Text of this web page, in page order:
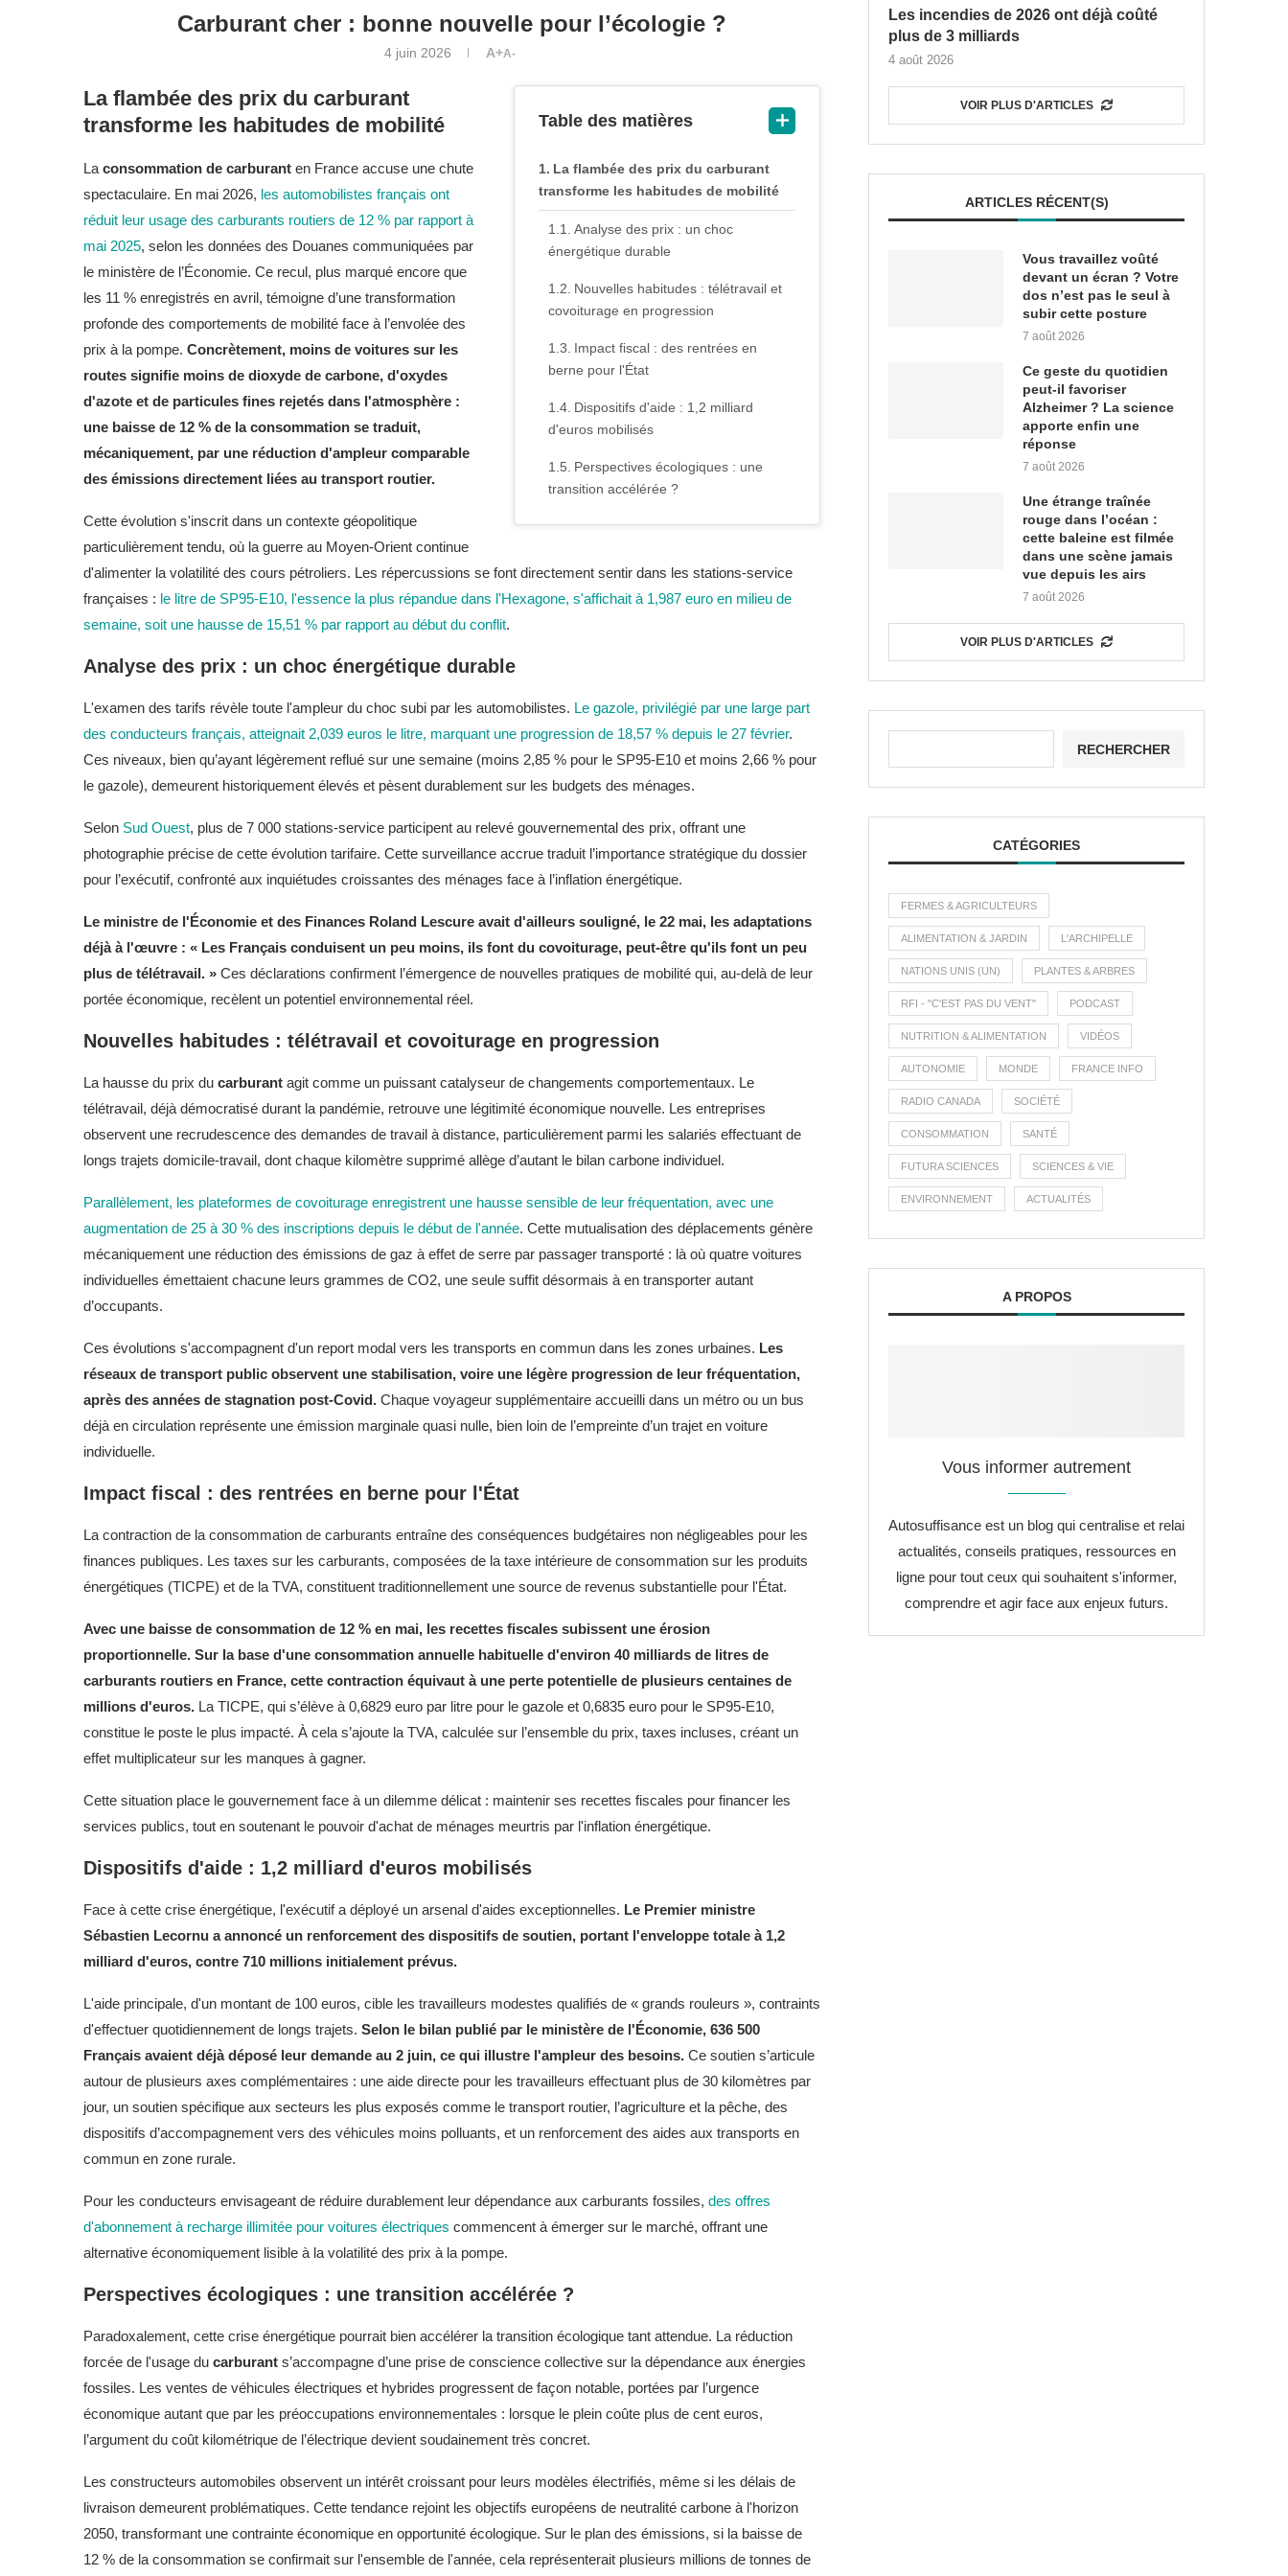
Carburant cher : bonne nouvelle pour l’écologie ?
4 juin 2026 A+A-
Table des matières
La flambée des prix du carburant
transforme les habitudes de mobilité
Analyse des prix : un choc
énergétique durable
Nouvelles habitudes : télétravail et
covoiturage en progression
Impact fiscal : des rentrées en
berne pour l'État
Dispositifs d'aide : 1,2 milliard
d'euros mobilisés
Perspectives écologiques : une
transition accélérée ?
La flambée des prix du carburant
transforme les habitudes de mobilité
La consommation de carburant en France accuse une chute
spectaculaire. En mai 2026, les automobilistes français ont
réduit leur usage des carburants routiers de 12 % par rapport à
mai 2025, selon les données des Douanes communiquées par
le ministère de l’Économie. Ce recul, plus marqué encore que
les 11 % enregistrés en avril, témoigne d’une transformation
profonde des comportements de mobilité face à l’envolée des
prix à la pompe. Concrètement, moins de voitures sur les
routes signifie moins de dioxyde de carbone, d'oxydes
d'azote et de particules fines rejetés dans l'atmosphère :
une baisse de 12 % de la consommation se traduit,
mécaniquement, par une réduction d'ampleur comparable
des émissions directement liées au transport routier.
Cette évolution s'inscrit dans un contexte géopolitique
particulièrement tendu, où la guerre au Moyen-Orient continue
d'alimenter la volatilité des cours pétroliers. Les répercussions se font directement sentir dans les stations-service
françaises : le litre de SP95-E10, l'essence la plus répandue dans l'Hexagone, s'affichait à 1,987 euro en milieu de
semaine, soit une hausse de 15,51 % par rapport au début du conflit.
Analyse des prix : un choc énergétique durable
L'examen des tarifs révèle toute l'ampleur du choc subi par les automobilistes. Le gazole, privilégié par une large part
des conducteurs français, atteignait 2,039 euros le litre, marquant une progression de 18,57 % depuis le 27 février.
Ces niveaux, bien qu’ayant légèrement reflué sur une semaine (moins 2,85 % pour le SP95-E10 et moins 2,66 % pour
le gazole), demeurent historiquement élevés et pèsent durablement sur les budgets des ménages.
Selon Sud Ouest, plus de 7 000 stations-service participent au relevé gouvernemental des prix, offrant une
photographie précise de cette évolution tarifaire. Cette surveillance accrue traduit l’importance stratégique du dossier
pour l’exécutif, confronté aux inquiétudes croissantes des ménages face à l’inflation énergétique.
Le ministre de l'Économie et des Finances Roland Lescure avait d'ailleurs souligné, le 22 mai, les adaptations
déjà à l'œuvre : « Les Français conduisent un peu moins, ils font du covoiturage, peut-être qu'ils font un peu
plus de télétravail. » Ces déclarations confirment l’émergence de nouvelles pratiques de mobilité qui, au-delà de leur
portée économique, recèlent un potentiel environnemental réel.
Nouvelles habitudes : télétravail et covoiturage en progression
La hausse du prix du carburant agit comme un puissant catalyseur de changements comportementaux. Le
télétravail, déjà démocratisé durant la pandémie, retrouve une légitimité économique nouvelle. Les entreprises
observent une recrudescence des demandes de travail à distance, particulièrement parmi les salariés effectuant de
longs trajets domicile-travail, dont chaque kilomètre supprimé allège d’autant le bilan carbone individuel.
Parallèlement, les plateformes de covoiturage enregistrent une hausse sensible de leur fréquentation, avec une
augmentation de 25 à 30 % des inscriptions depuis le début de l'année. Cette mutualisation des déplacements génère
mécaniquement une réduction des émissions de gaz à effet de serre par passager transporté : là où quatre voitures
individuelles émettaient chacune leurs grammes de CO2, une seule suffit désormais à en transporter autant
d’occupants.
Ces évolutions s'accompagnent d'un report modal vers les transports en commun dans les zones urbaines. Les
réseaux de transport public observent une stabilisation, voire une légère progression de leur fréquentation,
après des années de stagnation post-Covid. Chaque voyageur supplémentaire accueilli dans un métro ou un bus
déjà en circulation représente une émission marginale quasi nulle, bien loin de l’empreinte d’un trajet en voiture
individuelle.
Impact fiscal : des rentrées en berne pour l'État
La contraction de la consommation de carburants entraîne des conséquences budgétaires non négligeables pour les
finances publiques. Les taxes sur les carburants, composées de la taxe intérieure de consommation sur les produits
énergétiques (TICPE) et de la TVA, constituent traditionnellement une source de revenus substantielle pour l'État.
Avec une baisse de consommation de 12 % en mai, les recettes fiscales subissent une érosion
proportionnelle. Sur la base d'une consommation annuelle habituelle d'environ 40 milliards de litres de
carburants routiers en France, cette contraction équivaut à une perte potentielle de plusieurs centaines de
millions d'euros. La TICPE, qui s’élève à 0,6829 euro par litre pour le gazole et 0,6835 euro pour le SP95-E10,
constitue le poste le plus impacté. À cela s’ajoute la TVA, calculée sur l’ensemble du prix, taxes incluses, créant un
effet multiplicateur sur les manques à gagner.
Cette situation place le gouvernement face à un dilemme délicat : maintenir ses recettes fiscales pour financer les
services publics, tout en soutenant le pouvoir d'achat de ménages meurtris par l'inflation énergétique.
Dispositifs d'aide : 1,2 milliard d'euros mobilisés
Face à cette crise énergétique, l'exécutif a déployé un arsenal d'aides exceptionnelles. Le Premier ministre
Sébastien Lecornu a annoncé un renforcement des dispositifs de soutien, portant l'enveloppe totale à 1,2
milliard d'euros, contre 710 millions initialement prévus.
L'aide principale, d'un montant de 100 euros, cible les travailleurs modestes qualifiés de « grands rouleurs », contraints
d'effectuer quotidiennement de longs trajets. Selon le bilan publié par le ministère de l'Économie, 636 500
Français avaient déjà déposé leur demande au 2 juin, ce qui illustre l'ampleur des besoins. Ce soutien s’articule
autour de plusieurs axes complémentaires : une aide directe pour les travailleurs effectuant plus de 30 kilomètres par
jour, un soutien spécifique aux secteurs les plus exposés comme le transport routier, l’agriculture et la pêche, des
dispositifs d’accompagnement vers des véhicules moins polluants, et un renforcement des aides aux transports en
commun en zone rurale.
Pour les conducteurs envisageant de réduire durablement leur dépendance aux carburants fossiles, des offres
d'abonnement à recharge illimitée pour voitures électriques commencent à émerger sur le marché, offrant une
alternative économiquement lisible à la volatilité des prix à la pompe.
Perspectives écologiques : une transition accélérée ?
Paradoxalement, cette crise énergétique pourrait bien accélérer la transition écologique tant attendue. La réduction
forcée de l'usage du carburant s’accompagne d’une prise de conscience collective sur la dépendance aux énergies
fossiles. Les ventes de véhicules électriques et hybrides progressent de façon notable, portées par l’urgence
économique autant que par les préoccupations environnementales : lorsque le plein coûte plus de cent euros,
l’argument du coût kilométrique de l’électrique devient soudainement très concret.
Les constructeurs automobiles observent un intérêt croissant pour leurs modèles électrifiés, même si les délais de
livraison demeurent problématiques. Cette tendance rejoint les objectifs européens de neutralité carbone à l'horizon
2050, transformant une contrainte économique en opportunité écologique. Sur le plan des émissions, si la baisse de
12 % de la consommation se confirmait sur l'ensemble de l'année, cela représenterait plusieurs millions de tonnes de
Les incendies de 2026 ont déjà coûté
plus de 3 milliards
4 août 2026
VOIR PLUS D'ARTICLES
ARTICLES RÉCENT(S)
Vous travaillez voûté
devant un écran ? Votre
dos n’est pas le seul à
subir cette posture
7 août 2026
Ce geste du quotidien
peut-il favoriser
Alzheimer ? La science
apporte enfin une
réponse
7 août 2026
Une étrange traînée
rouge dans l’océan :
cette baleine est filmée
dans une scène jamais
vue depuis les airs
7 août 2026
VOIR PLUS D'ARTICLES
RECHERCHER
CATÉGORIES
FERMES & AGRICULTEURS
ALIMENTATION & JARDIN L'ARCHIPELLE
NATIONS UNIS (UN) PLANTES & ARBRES
RFI - "C'EST PAS DU VENT" PODCAST
NUTRITION & ALIMENTATION VIDÉOS
AUTONOMIE MONDE FRANCE INFO
RADIO CANADA SOCIÉTÉ
CONSOMMATION SANTÉ
FUTURA SCIENCES SCIENCES & VIE
ENVIRONNEMENT ACTUALITÉS
A PROPOS
Vous informer autrement
Autosuffisance est un blog qui centralise et relai
actualités, conseils pratiques, ressources en
ligne pour tout ceux qui souhaitent s'informer,
comprendre et agir face aux enjeux futurs.